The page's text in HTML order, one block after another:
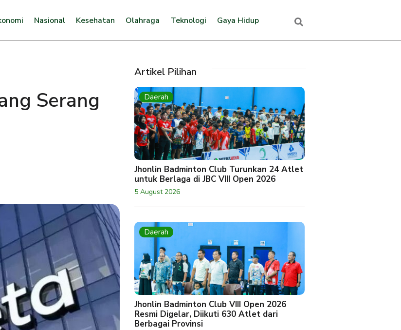
Nasional Kesehatan Olahraga Teknologi Gaya Hidup
Serang
Artikel Pilihan
Daerah
Jhonlin Badminton Club Turunkan 24 Atlet
untuk Berlaga di JBC VIII Open 2026
5 August 2026
Daerah
Jhonlin Badminton Club VIII Open 2026
Resmi Digelar, Diikuti 630 Atlet dari
Berbagai Provinsi